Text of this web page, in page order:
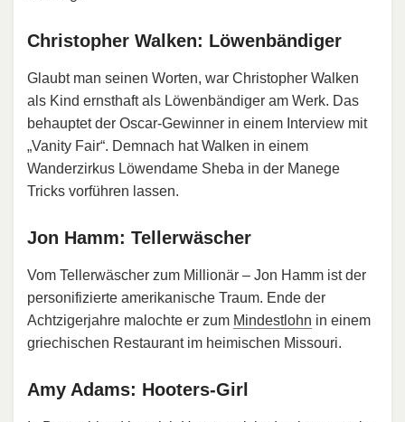
Christopher Walken: Löwenbändiger
Glaubt man seinen Worten, war Christopher Walken
als Kind ernsthaft als Löwenbändiger am Werk. Das
behauptet der Oscar-Gewinner in einem Interview mit
„Vanity Fair“. Demnach hat Walken in einem
Wanderzirkus Löwendame Sheba in der Manege
Tricks vorführen lassen.
Jon Hamm: Tellerwäscher
Vom Tellerwäscher zum Millionär – Jon Hamm ist der
personifizierte amerikanische Traum. Ende der
Achtzigerjahre malochte er zum Mindestlohn in einem
griechischen Restaurant im heimischen Missouri.
Amy Adams: Hooters-Girl